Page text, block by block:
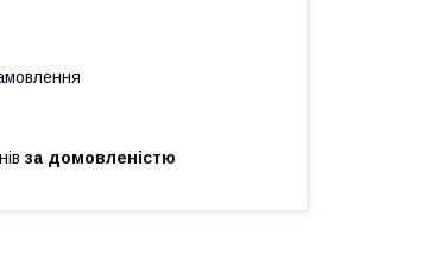
за домовленістю